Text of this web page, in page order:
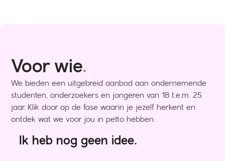
Voor wie.
We bieden een uitgebreid aanbod aan ondernemende
studenten, onderzoekers en jongeren van 18 t.e.m. 25
jaar. Klik door op de fase waarin je jezelf herkent en
ontdek wat we voor jou in petto hebben.
Ik heb nog geen idee.